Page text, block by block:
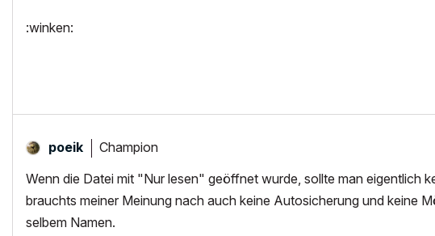
:winken:
poeik Champion
Wenn die Datei mit "Nur lesen" geöffnet wurde, sollte man eigentlich
brauchts meiner Meinung nach auch keine Autosicherung und keine
selbem Namen.